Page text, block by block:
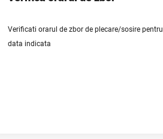
Verificati orarul de zbor de plecare/sosire pentru
data indicata